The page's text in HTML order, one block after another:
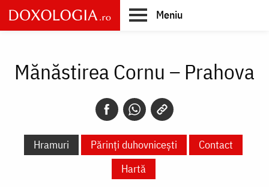
Skip
to
main
Meniu
Mănăstirea Cornu – Prahova
Hramuri Părinți duhovnicești
Contact
Hartă